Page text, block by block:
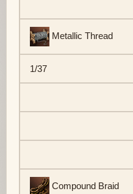
Metallic Thread
1/37
Compound Braid